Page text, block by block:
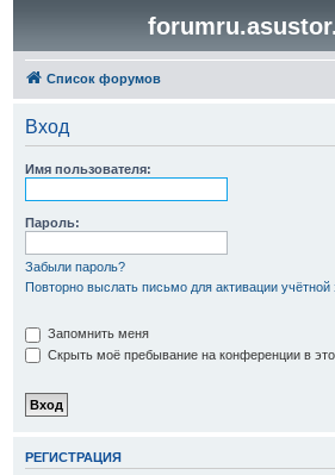
Список форумов
Вход
Имя пользователя:
Пароль:
Забыли пароль?
Повторно выслать письмо для активации учётной
Запомнить меня
Скрыть моё пребывание на конференции в
РЕГИСТРАЦИЯ